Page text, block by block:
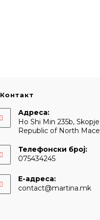
Контакт
Адреса:
Ho Shi Min 235b,
Republic of North
Телефонски број:
075434245
Е-адреса:
contact@martina.mk